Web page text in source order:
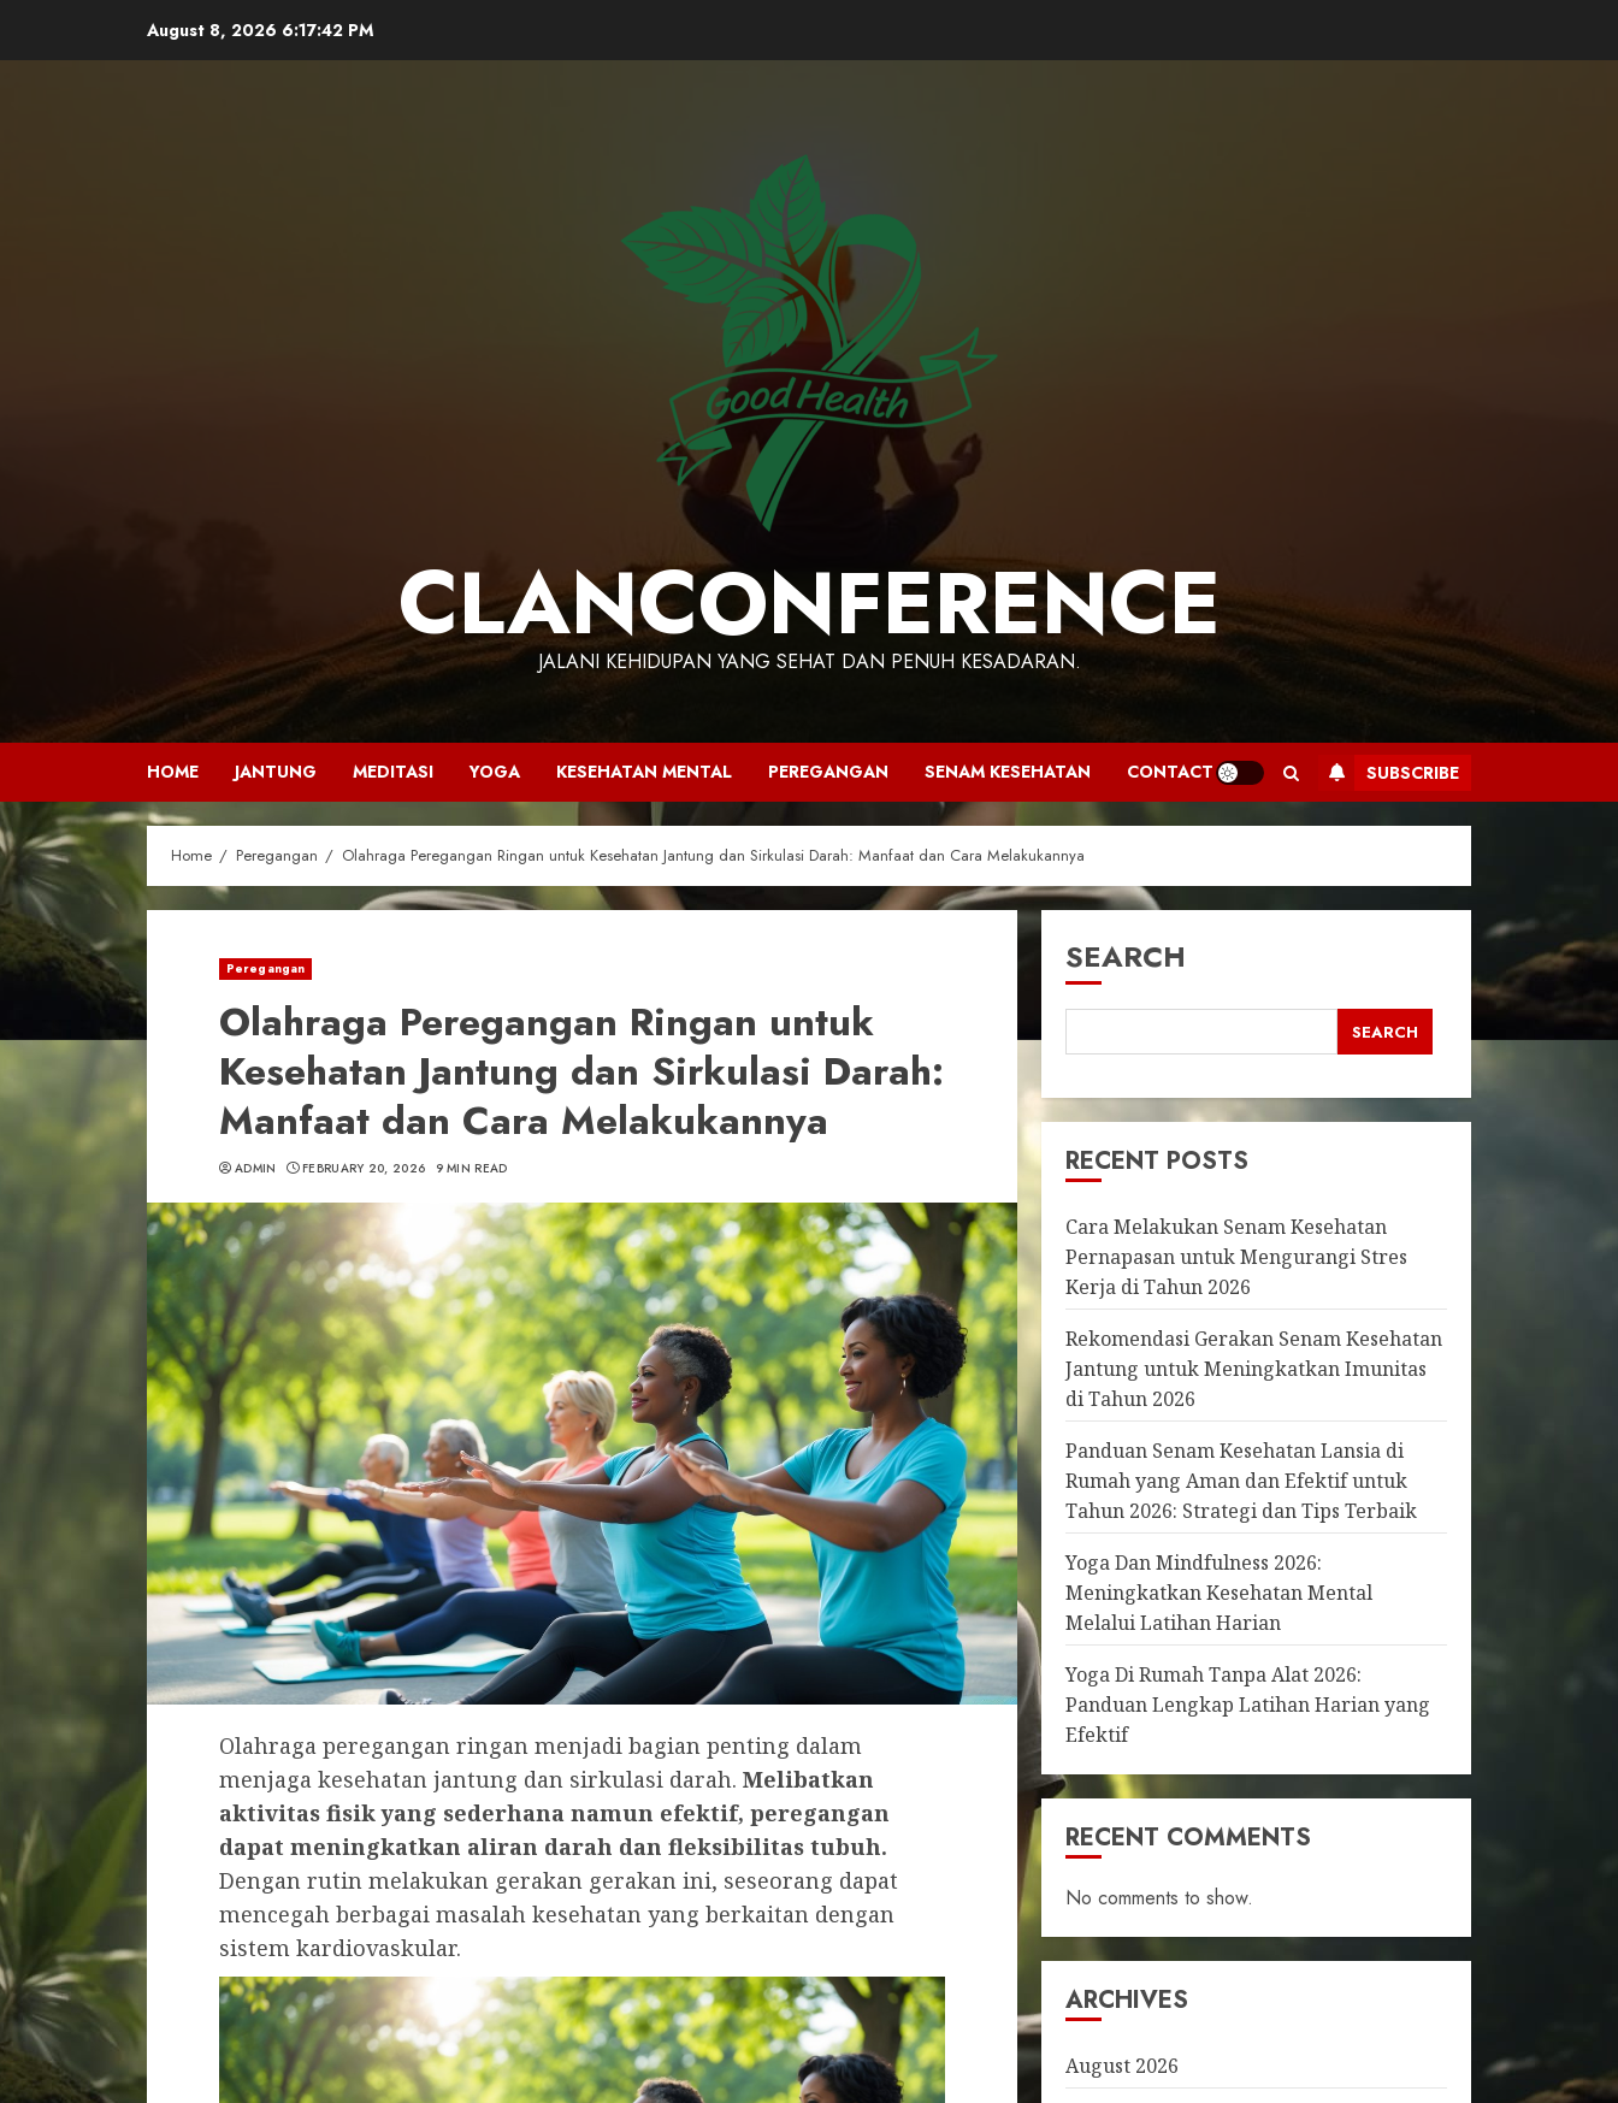
August 8, 2026 6:17:43 PM
CLANCONFERENCE
JALANI KEHIDUPAN YANG SEHAT DAN PENUH KESADARAN.
HOME JANTUNG MEDITASI YOGA KESEHATAN MENTAL PEREGANGAN SENAM KESEHATAN CONTACT SUBSCRIBE
Home Peregangan Olahraga Peregangan Ringan untuk Kesehatan Jantung dan Sirkulasi Darah: Manfaat dan Cara Melakukannya
Peregangan
Olahraga Peregangan Ringan untuk
Kesehatan Jantung dan Sirkulasi Darah:
Manfaat dan Cara Melakukannya
ADMIN FEBRUARY 20, 2026 9 MIN READ
Olahraga peregangan ringan menjadi bagian penting dalam
menjaga kesehatan jantung dan sirkulasi darah. Melibatkan
aktivitas fisik yang sederhana namun efektif, peregangan
dapat meningkatkan aliran darah dan fleksibilitas tubuh.
Dengan rutin melakukan gerakan gerakan ini, seseorang dapat
mencegah berbagai masalah kesehatan yang berkaitan dengan
sistem kardiovaskular.
SEARCH
SEARCH
RECENT POSTS
Cara Melakukan Senam Kesehatan
Pernapasan untuk Mengurangi Stres
Kerja di Tahun 2026
Rekomendasi Gerakan Senam Kesehatan
Jantung untuk Meningkatkan Imunitas
di Tahun 2026
Panduan Senam Kesehatan Lansia di
Rumah yang Aman dan Efektif untuk
Tahun 2026: Strategi dan Tips Terbaik
Yoga Dan Mindfulness 2026:
Meningkatkan Kesehatan Mental
Melalui Latihan Harian
Yoga Di Rumah Tanpa Alat 2026:
Panduan Lengkap Latihan Harian yang
Efektif
RECENT COMMENTS
No comments to show.
ARCHIVES
August 2026